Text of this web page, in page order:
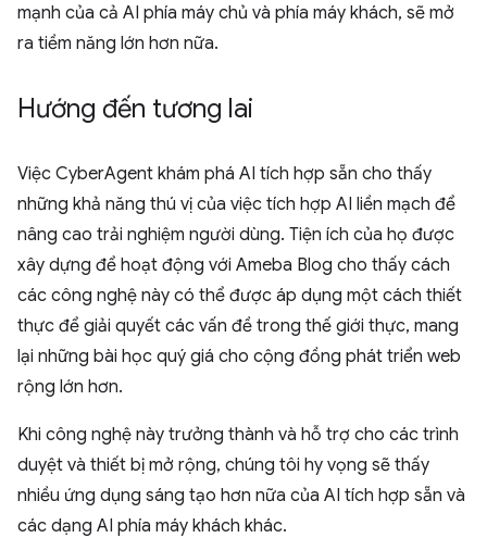
mạnh của cả AI phía máy chủ và phía máy khách, sẽ mở
ra tiềm năng lớn hơn nữa.
Hướng đến tương lai
Việc CyberAgent khám phá AI tích hợp sẵn cho thấy
những khả năng thú vị của việc tích hợp AI liền mạch để
nâng cao trải nghiệm người dùng. Tiện ích của họ được
xây dựng để hoạt động với Ameba Blog cho thấy cách
các công nghệ này có thể được áp dụng một cách thiết
thực để giải quyết các vấn đề trong thế giới thực, mang
lại những bài học quý giá cho cộng đồng phát triển web
rộng lớn hơn.
Khi công nghệ này trưởng thành và hỗ trợ cho các trình
duyệt và thiết bị mở rộng, chúng tôi hy vọng sẽ thấy
nhiều ứng dụng sáng tạo hơn nữa của AI tích hợp sẵn và
các dạng AI phía máy khách khác.